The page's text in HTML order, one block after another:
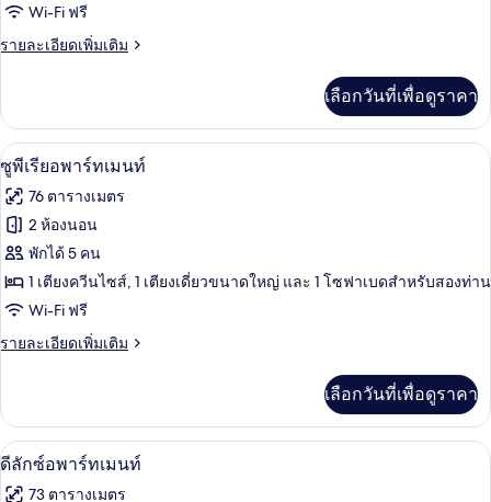
อ
พาร์
เม
นท์
Wi-Fi ฟรี
รายละเอียดเพิ่มเติม
ราย
เกี่ยว
กับ
คอมฟอร์ท
อ
พาร์
ท
นท์
เลือกวันที่เพื่อดูราคา
เปิด
ภาพถ่าย
ทั้งหมด
ของ
ซู
พี
เรี
พาร์
ท
เม
ซูพีเรียอพาร์ทเมนท์ | บริเวณนั่งเล่น |
10
ซูพีเรียอพาร์ทเมนท์
76 ตารางเมตร
2 ห้องนอน
พักได้ 5 คน
1 เตียงควีนไซส์, 1 เตียงเดี่ยวขนาดใหญ่ และ 1 โซฟาเบดสำหรับสองท่าน
Wi-Fi ฟรี
รายละเอียดเพิ่มเติม
ราย
เกี่ยว
กับ
ซู
เลือกวันที่เพื่อดูราคา
เปิด
ภาพถ่าย
ดีลักซ์อพาร์ทเมนท์ | บริเวณนั่งเล่น | ที
10
ดีลักซ์อพาร์ทเมนท์
73 ตารางเมตร